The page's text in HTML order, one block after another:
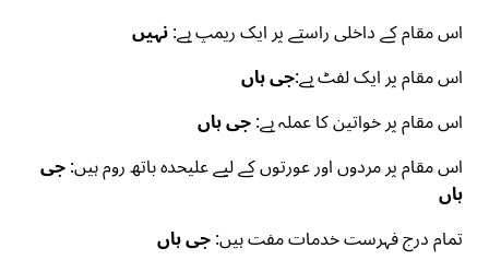
اس مقام کے داخلی راستے پر ایک ریمپ ہے:نہیں
اس مقام پر ایک لفٹ ہے:جی ہاں
اس مقام پر خواتین کا عملہ ہے:جی ہاں
اس مقام پر مردوں اور عورتوں کے لیے علیحدہ باتھ روم ہیں:جی
ہاں
تمامدرج فہرست خدمات مفت ہیں:جی ہاں